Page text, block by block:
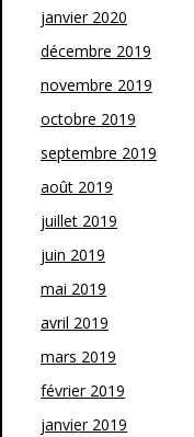
janvier 2020
décembre 2019
novembre 2019
octobre 2019
septembre 2019
août 2019
juillet 2019
juin 2019
mai 2019
avril 2019
mars 2019
février 2019
janvier 2019